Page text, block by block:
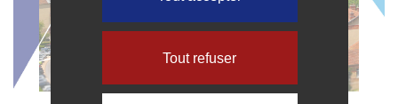
Tout refuser